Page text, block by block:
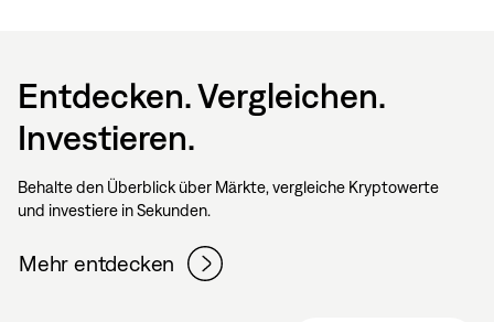
Entdecken. Vergleichen.
Investieren.
Behalte den Überblick über Märkte, vergleiche Kryptowerte
und investiere in Sekunden.
Mehr entdecken